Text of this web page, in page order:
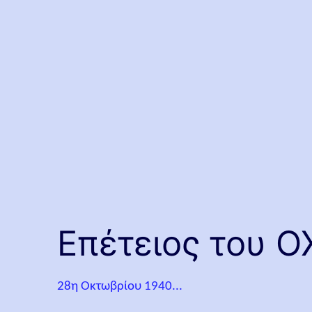
Επέτειος του
28η Οκτωβρίου 1940...